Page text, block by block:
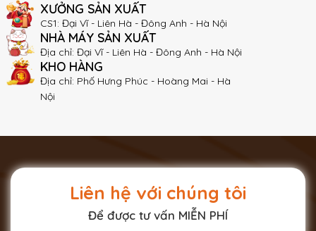
XƯỞNG SẢN XUẤT
CS1: Đại Vĩ - Liên Hà - Đông Anh - Hà Nội
NHÀ MÁY SẢN XUẤT
Địa chỉ: Đại Vĩ - Liên Hà - Đông Anh - Hà Nội
KHO HÀNG
Địa chỉ: Phố Hưng Phúc - Hoàng Mai - Hà
Nội
Liên hệ với chúng tôi
Để được tư vấn MIỄN PHÍ